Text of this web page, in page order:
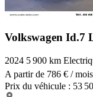
Volkswagen Id.7
2024 5 900 km
A partir de 786 € / mois
Prix du véhicule : 53